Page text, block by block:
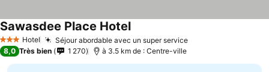
3 ÉtoilesHotel Séjour abordable avec un super service
Sawasdee Place Hotel
8,0 Très bien 1 270 à 3.5 km de : Centre-ville